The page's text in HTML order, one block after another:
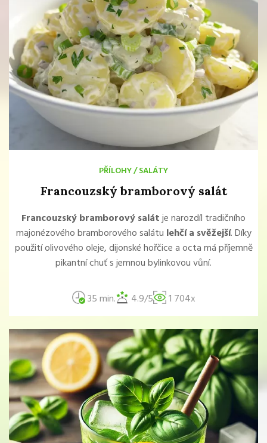
PŘÍLOHY/SALÁTY
Francouzský bramborový salát
Francouzský bramborový salátje narozdíl tradičního
majonézového bramborového salátu lehčí a svěžejší. Díky
použití olivového oleje, dijonské hořčice a octa má příjemně
pikantní chuť s jemnou bylinkovou vůní.
35 min. 4.9/5 1 704x